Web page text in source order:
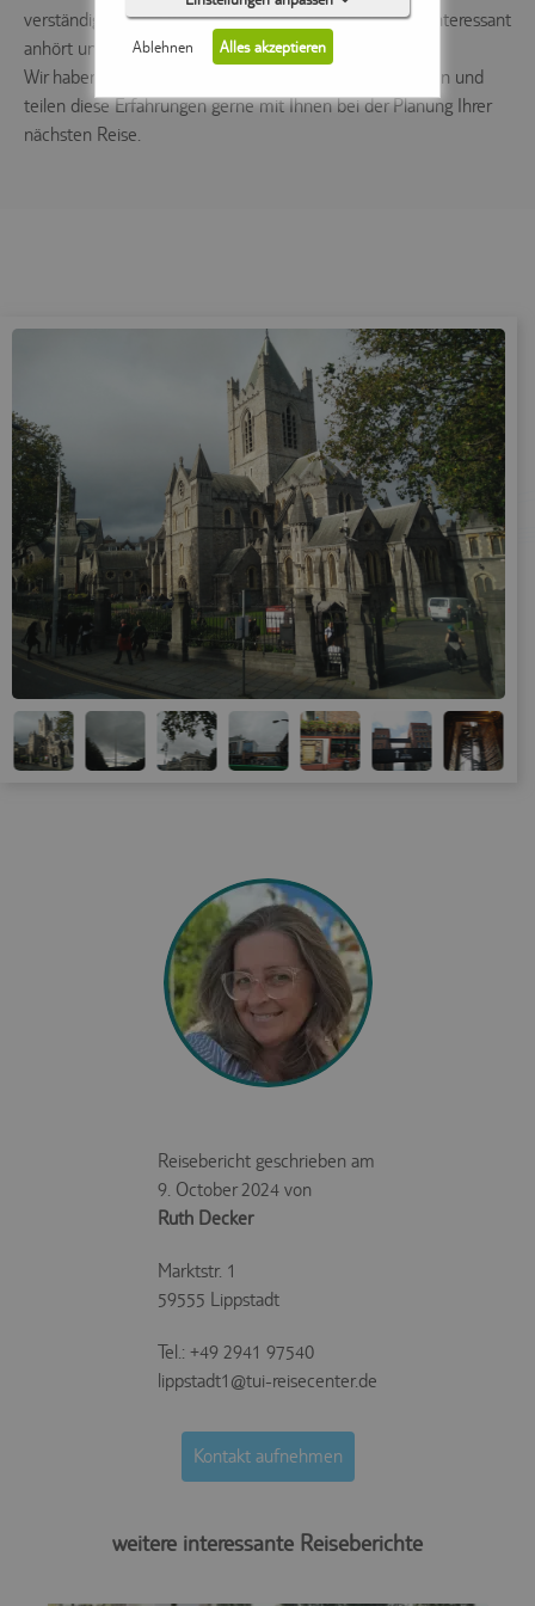
verständigen, auch wenn die irische Sprache sich sehr interessant
anhört und dem englischen sehr ähnlich ist.
Wir haben mit unserem Team einiges erlebt und gesehen und
teilen diese Erfahrungen gerne mit Ihnen bei der Planung Ihrer
nächsten Reise.
Reisebericht geschrieben am
9. October 2024 von
Ruth Decker
Marktstr. 1
59555 Lippstadt
Tel.: +49 2941 97540
lippstadt1@tui-reisecenter.de
Kontakt aufnehmen
weitere interessante Reiseberichte
Ablehnen Alles akzeptieren
Unspezifiziert (0)
Keine Cookies erforderlich.